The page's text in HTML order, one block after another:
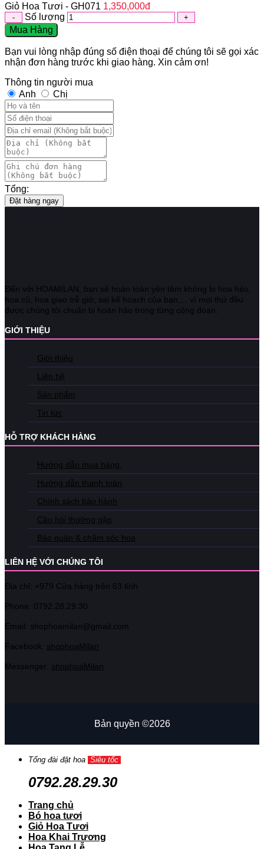
Giỏ Hoa Tươi - GH071 1,350,000đ
Số lượng
Mua Hàng
Bạn vui lòng nhập đúng số điện thoại để chúng tôi sẽ gọi xác
nhận đơn hàng trước khi giao hàng. Xin cảm ơn!
Thông tin người mua
Anh
Chị
Tổng:
Đặt hàng ngay
Đến với HOAMILAN, bạn sẽ hoàn toàn yên tâm không lo hoa héo,
hoa cũ, hoa giao trễ giờ, sai kế hoạch của bạn,... vì mọi thứ đều
được chúng tôi chuẩn bị hoàn hảo trong từng công đoạn.
GIỚI THIỆU
Giới thiệu
Liên hệ
Sản phẩm
Tin tức
HỖ TRỢ KHÁCH HÀNG
Hướng dẫn mua hàng
Hướng dẫn thanh toán
Chính sách bảo hành
Câu hỏi thường gặp
Bảo quản & chăm sóc hoa
LIÊN HỆ VỚI CHÚNG TÔI
Địa chỉ: +979 Cửa hàng trên 63 tỉnh
Phone: 0792.28.29.30
Email: shophoamilan@gmail.com
Facebook: shophoaMilan
Messenger: shophoaMilan
Bản quyền ©2026
Tổng đài đặt hoa Siêu tốc
0792.28.29.30
Trang chủ
Bó hoa tươi
Giỏ Hoa Tươi
Hoa Khai Trương